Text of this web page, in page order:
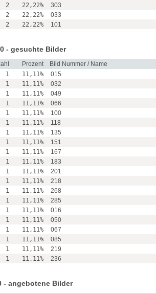
2
22,22%
303
2
22,22%
033
2
22,22% 101
- gesuchte Bilder
Prozent
Bild Nummer / Name
1
11,11%
015
1
11,11%
032
1
11,11%
049
1
11,11%
066
1
11,11%
100
1
11,11%
118
1
11,11%
135
1
11,11%
151
1
11,11%
167
1
11,11%
183
1
11,11%
201
1
11,11%
218
1
11,11%
268
1
11,11%
285
1
11,11%
016
1
11,11%
050
1
11,11%
067
1
11,11%
085
1
11,11%
219
1
11,11% 236
- angebotene Bilder